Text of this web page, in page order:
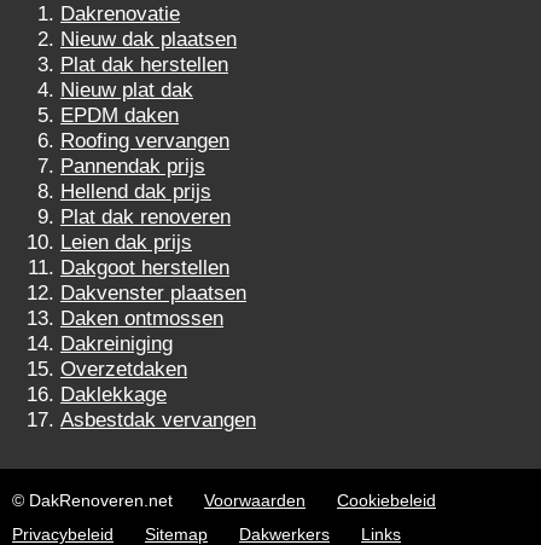
Dakrenovatie
Nieuw dak plaatsen
Plat dak herstellen
Nieuw plat dak
EPDM daken
Roofing vervangen
Pannendak prijs
Hellend dak prijs
Plat dak renoveren
Leien dak prijs
Dakgoot herstellen
Dakvenster plaatsen
Daken ontmossen
Dakreiniging
Overzetdaken
Daklekkage
Asbestdak vervangen
© DakRenoveren.net Voorwaarden
Cookiebeleid
Privacybeleid
Sitemap Dakwerkers
Links